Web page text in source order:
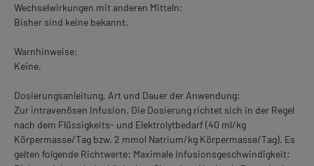
Wechselwirkungen mit anderen Mitteln:
Bisher sind keine bekannt.
Warnhinweise:
Keine.
Dosierungsanleitung, Art und Dauer der Anwendung:
Zur intravenösen Infusion. Die Dosierung richtet sich in der Regel
nach dem Flüssigkeits- und Elektrolytbedarf (40 ml/kg
Körpermasse/Tag bzw. 2 mmol Natrium/kg Körpermasse/Tag). Es
gelten folgende Richtwerte: Maximale Infusionsgeschwindigkeit: